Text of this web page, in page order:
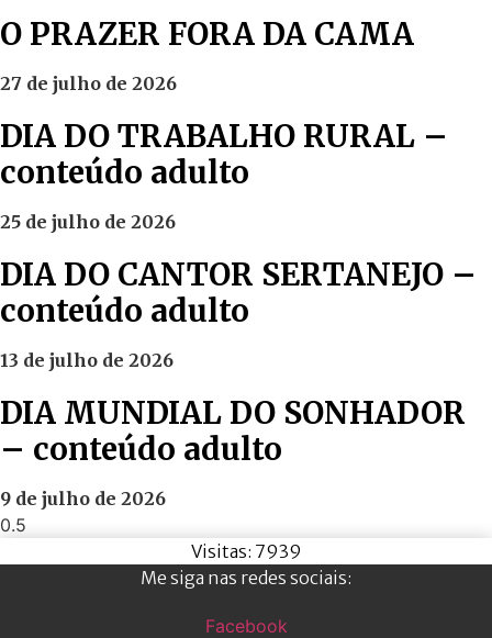
O PRAZER FORA DA CAMA
27 de julho de 2026
DIA DO TRABALHO RURAL –
conteúdo adulto
25 de julho de 2026
DIA DO CANTOR SERTANEJO –
conteúdo adulto
13 de julho de 2026
DIA MUNDIAL DO SONHADOR
– conteúdo adulto
9 de julho de 2026
Visitas: 7939
Me siga nas redes sociais:
Facebook